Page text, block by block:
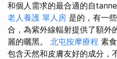
和個人需求的最合適的自
老人養護 單人房 是的，有一
合，為紫外線輻射提供了額外
麗的曬黑。 北屯按摩療程 素
包含天然和皮膚友好的成分，